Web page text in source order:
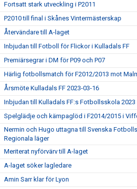
Fortsatt stark utveckling i P2011
P2010 till final i Skånes Vintermästerskap
Återvändare till A-laget
Inbjudan till Fotboll för Flickor i Kulladals FF
Premiärsegrar i DM för P09 och P07
Härlig fotbollsmatch för F2012/2013 mot
Årsmöte Kulladals FF 2023-03-16
Inbjudan till Kulladals FF:s Fotbollsskola 2023
Spelglädje och kämpaglöd i F2014/2015 i
Nermin och Hugo uttagna till Svenska
Regionala läger
Meriterat nyförvärv till A-laget
A-laget söker lagledare
Amin Sarr klar för Lyon